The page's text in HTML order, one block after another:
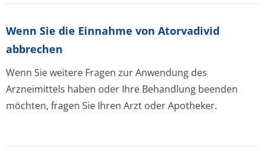
Wenn Sie die Einnahme von Atorvadivid
abbrechen
Wenn Sie weitere Fragen zur Anwendung des
Arzneimittels haben oder Ihre Behandlung beenden
möchten, fragen Sie Ihren Arzt oder Apotheker.